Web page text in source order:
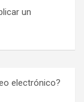
un
electrónico?